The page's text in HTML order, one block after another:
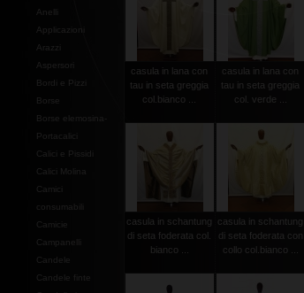
Anelli
Applicazioni
Arazzi
Aspersori
Bordi e Pizzi
Borse
Borse elemosina-
Portacalici
Calici e Pissidi
Calici Molina
Camici
consumabili
Camicie
Campanelli
Candele
Candele finte
casula in lana con
tau in seta greggia
col.bianco ...
casula in lana con
tau in seta greggia
col. verde ...
casula in schantung
di seta foderata col.
bianco ...
casula in schantung
di seta foderata con
collo col.bianco ...